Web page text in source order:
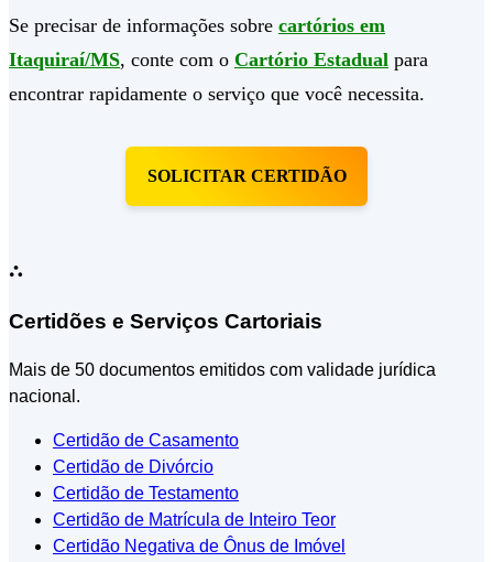
Se precisar de informações sobre cartórios em
Itaquiraí/MS, conte com o Cartório Estadual para
encontrar rapidamente o serviço que você necessita.
SOLICITAR CERTIDÃO
⛬
Certidões e Serviços Cartoriais
Mais de 50 documentos emitidos com validade jurídica
nacional.
Certidão de Casamento
Certidão de Divórcio
Certidão de Testamento
Certidão de Matrícula de Inteiro Teor
Certidão Negativa de Ônus de Imóvel